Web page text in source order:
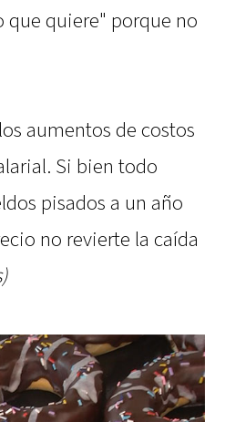
que quiere" porque no
aumentos de costos
Si bien todo
pisados a un año
no revierte la caída